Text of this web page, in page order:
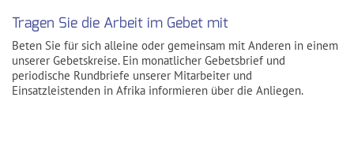
Tragen Sie die Arbeit im Gebet mit
Beten Sie für sich alleine oder gemeinsam mit Anderen in einem
unserer Gebetskreise. Ein monatlicher Gebetsbrief und
periodische Rundbriefe unserer Mitarbeiter und
Einsatzleistenden in Afrika informieren über die Anliegen.